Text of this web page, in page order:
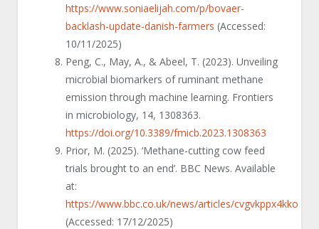
https://www.soniaelijah.com/p/bovaer-
backlash-update-danish-farmers (Accessed:
10/11/2025)
Peng, C., May, A., & Abeel, T. (2023). Unveiling
microbial biomarkers of ruminant methane
emission through machine learning. Frontiers
in microbiology, 14, 1308363.
https://doi.org/10.3389/fmicb.2023.1308363
Prior, M. (2025). ‘Methane-cutting cow feed
trials brought to an end’. BBC News. Available
at:
https://www.bbc.co.uk/news/articles/cvgvkppx4kko
(Accessed: 17/12/2025)